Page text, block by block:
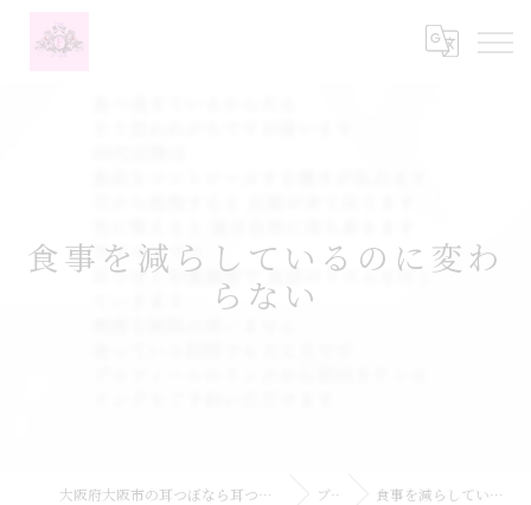
食事を減らしているのに変わ
らない
大阪府大阪市の耳つぼなら耳つぼダイエットサロンふーみん ブログ 食事を減らしているのに変わらない